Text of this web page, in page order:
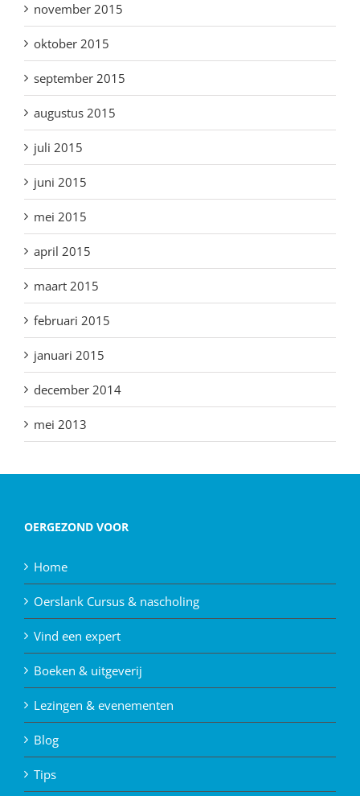
november 2015
oktober 2015
september 2015
augustus 2015
juli 2015
juni 2015
mei 2015
april 2015
maart 2015
februari 2015
januari 2015
december 2014
mei 2013
OERGEZOND VOOR
Home
Oerslank Cursus & nascholing
Vind een expert
Boeken & uitgeverij
Lezingen & evenementen
Blog
Tips